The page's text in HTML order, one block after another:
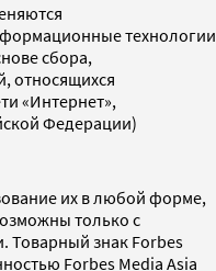
технологии
сбора,
относящихся
«Интернет»,
Федерации)
их в любой форме,
только с
Товарный знак Forbes
Forbes Media Asia